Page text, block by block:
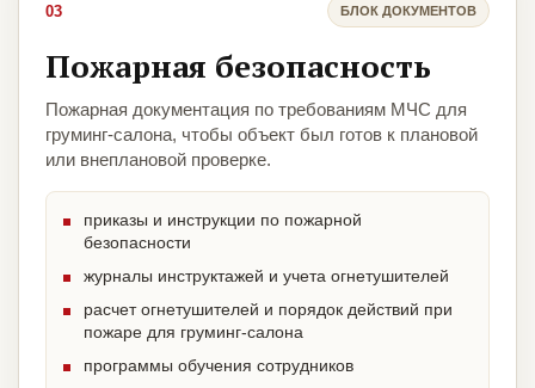
03 БЛОК ДОКУМЕНТОВ
Пожарная безопасность
Пожарная документация по требованиям МЧС для
груминг-салона, чтобы объект был готов к плановой
или внеплановой проверке.
приказы и инструкции по пожарной
безопасности
журналы инструктажей и учета огнетушителей
расчет огнетушителей и порядок действий при
пожаре для груминг-салона
программы обучения сотрудников